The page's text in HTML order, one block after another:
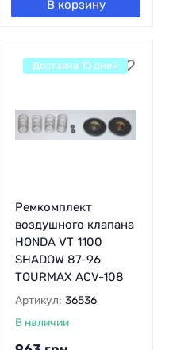
В корзину
Ремкомплект
воздушного клапана
HONDA VT 1100
SHADOW 87-96
TOURMAX ACV-108
Артикул: 36536
В наличии
Доставка 10 дней